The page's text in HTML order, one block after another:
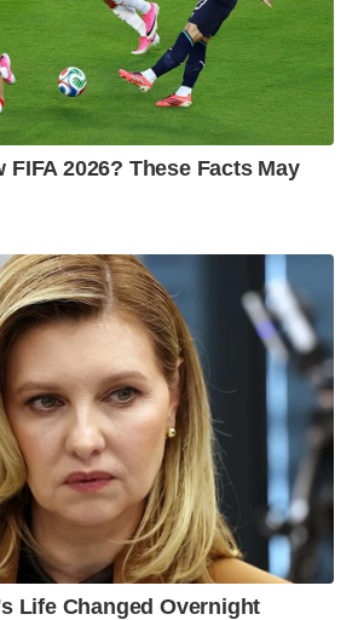
FIFA 2026? These Facts May
Life Changed Overnight